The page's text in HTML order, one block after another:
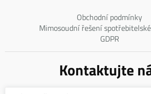
Obchodní podmínky
Mimosoudní řešení
GDPR
Kontaktujte